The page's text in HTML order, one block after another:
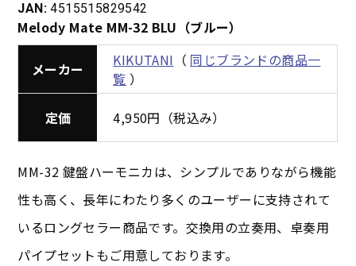
JAN: 4515515829542
Melody Mate MM-32 BLU（ブルー）
メーカー KIKUTANI （ 同じブランドの商品一
覧 ）
定価 4,950円（税込み）
MM-32 鍵盤ハーモニカは、シンプルでありながら機能
性も高く、長年にわたり多くのユーザーに支持されて
いるロングセラー商品です。交換用の立奏用、卓奏用
パイプセットもご用意しております。